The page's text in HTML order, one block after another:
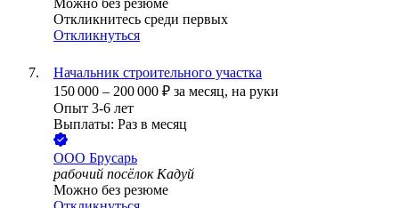
Можно без резюме
Откликнитесь среди первых
Откликнуться
Начальник строительного участка
150 000 – 200 000 ₽ за месяц, на руки
Опыт 3-6 лет
Выплаты: Раз в месяц
ООО Брусарь
рабочий посёлок Кадуй
Можно без резюме